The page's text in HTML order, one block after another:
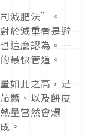
減肥法”。
於減重者是避
這麼認為。一
最快管道。
如此之高，是
醬、以及餅皮
量當然會爆
。